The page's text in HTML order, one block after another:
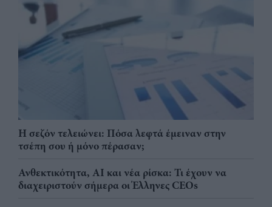
Η σεζόν τελειώνει: Πόσα λεφτά έμειναν στην
τσέπη σου ή μόνο πέρασαν;
Ανθεκτικότητα, AI και νέα ρίσκα: Τι έχουν να
διαχειριστούν σήμερα οι Έλληνες CEOs